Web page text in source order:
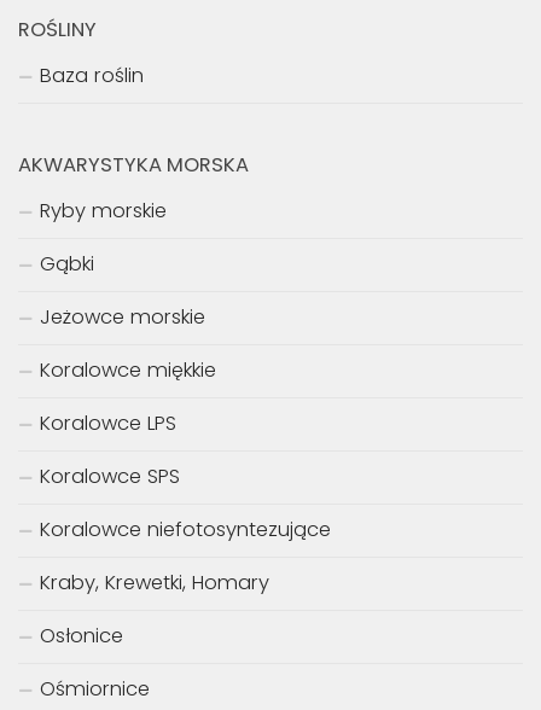
Kraby
Krewetki
Baza roślin
AKWARYSTYKA MORSKA
Ryby morskie
Gąbki
Jeżowce morskie
Koralowce miękkie
Koralowce LPS